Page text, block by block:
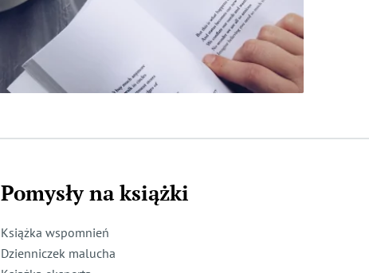
Pomysły na książki
Książka wspomnień
Dzienniczek malucha